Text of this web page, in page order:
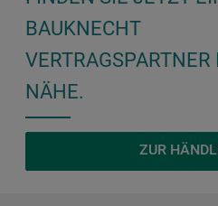
BAUKNECHT
VERTRAGSPARTNER
NÄHE.
ZUR